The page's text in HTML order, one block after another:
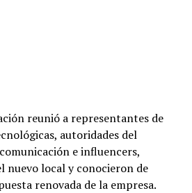
reunió a representantes de
autoridades del
e influencers,
nuevo local y conocieron de
renovada de la empresa.